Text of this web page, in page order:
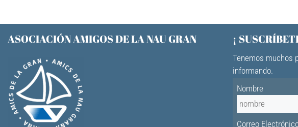
ASOCIACIÓN AMIGOS DE LA NAU GRAN ¡
Tenemos muchos
informando.
Nombre
Correo